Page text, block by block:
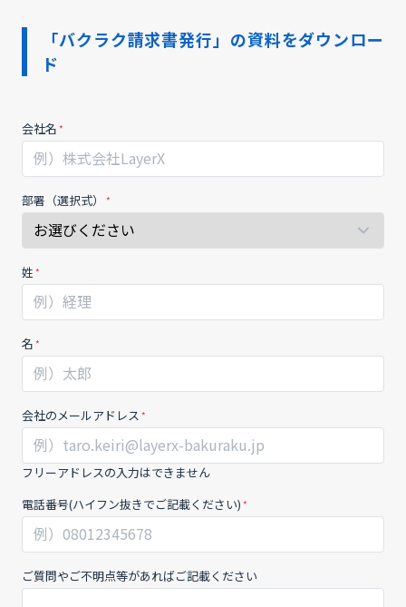
「バクラク請求書発行」の資料をダウンロー
ド
請
求
書
発
行
_
製
品
料
会社名
部署（選択式）
姓
名
会社のメールアドレス
フリーアドレスの入力はできません
電話番号(ハイフン抜きでご記載ください)
ご質問やご不明点等があればご記載ください
な
た
が
人
間
の
場
合
、
こ
の
フ
ィ
ー
ル
ド
空
白
の
ま
ま